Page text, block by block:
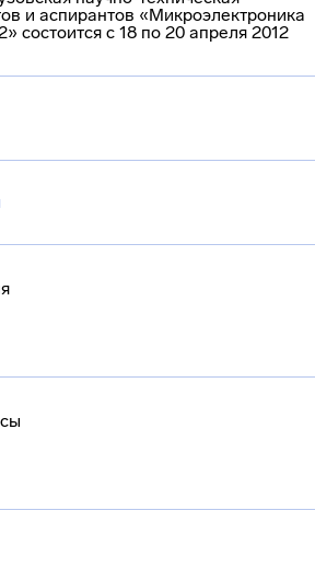
и аспирантов «Микроэлектроника
состоится с 18 по 20 апреля 2012